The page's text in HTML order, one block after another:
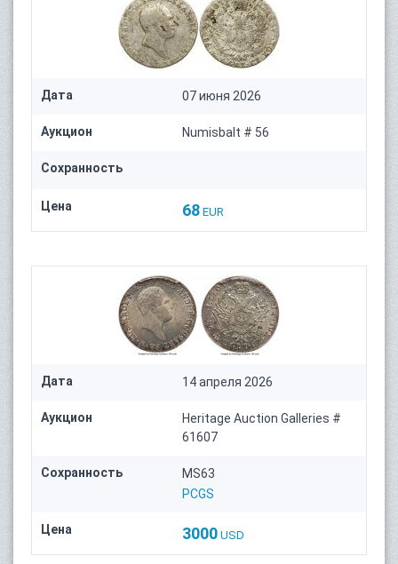
Дата 07 июня 2026
Аукцион Numisbalt # 56
Сохранность
Цена 68 EUR
Дата 14 апреля 2026
Аукцион
Heritage Auction Galleries #
61607
Сохранность
MS63
PCGS
Цена 3000 USD